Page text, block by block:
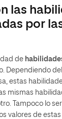
las
por
de
Dependiendo
estas
mismas
Tampoco lo
valores de